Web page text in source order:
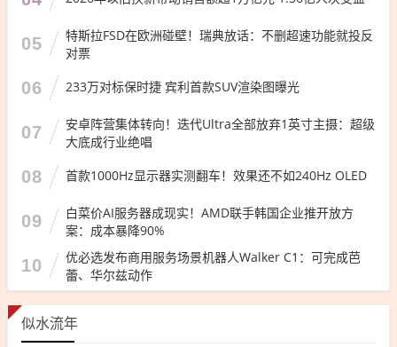
05
特斯拉FSD在欧洲碰壁！瑞典放话：不删超速功能就投反
对票
06 233万对标保时捷 宾利首款SUV渲染图曝光
07
安卓阵营集体转向！迭代Ultra全部放弃1英寸主摄：超级
大底成行业绝唱
08 首款1000Hz显示器实测翻车！效果还不如240Hz OLED
09
白菜价AI服务器成现实！AMD联手韩国企业推开放方
案：成本暴降90%
10
优必选发布商用服务场景机器人Walker C1：可完成芭
蕾、华尔兹动作
似水流年